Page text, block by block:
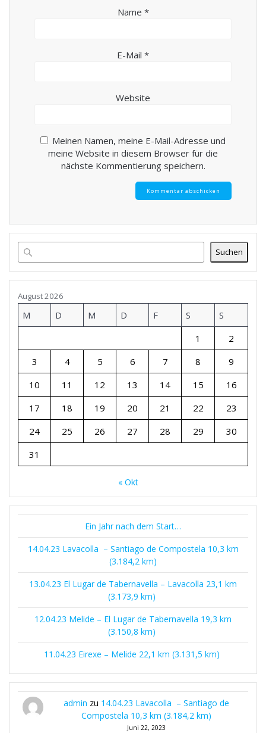
Name *
E-Mail *
Website
Meinen Namen, meine E-Mail-Adresse und
meine Website in diesem Browser für die
nächste Kommentierung speichern.
Suchen
August 2026
M D M D F S
S
1
2
3
4 5 6 7 8
9
10
11 12 13 14 15
16
17
18 19 20 21 22
23
24
25 26 27 28 29
30
31
« Okt
Ein Jahr nach dem Start…
14.04.23 Lavacolla – Santiago de Compostela 10,3 km
(3.184,2 km)
13.04.23 El Lugar de Tabernavella – Lavacolla 23,1 km
(3.173,9 km)
12.04.23 Melide – El Lugar de Tabernavella 19,3 km
(3.150,8 km)
11.04.23 Eirexe – Melide 22,1 km (3.131,5 km)
admin zu 14.04.23 Lavacolla – Santiago de
Compostela 10,3 km (3.184,2 km)
Juni 22, 2023